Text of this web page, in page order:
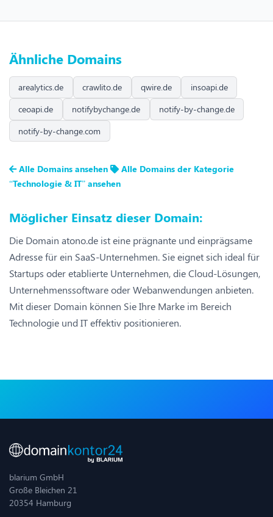
Ähnliche Domains
arealytics.de crawlito.de qwire.de
insoapi.de
ceoapi.de
notifybychange.de
notify-by-change.de
notify-by-change.com
Alle Domains ansehen
Alle Domains der Kategorie
“Technologie & IT” ansehen
Möglicher Einsatz dieser Domain:
Die Domain atono.de ist eine prägnante und einprägsame
Adresse für ein SaaS-Unternehmen. Sie eignet sich ideal für
Startups oder etablierte Unternehmen, die Cloud-Lösungen,
Unternehmenssoftware oder Webanwendungen anbieten.
Mit dieser Domain können Sie Ihre Marke im Bereich
Technologie und IT effektiv positionieren.
blarium GmbH
Große Bleichen 21
20354 Hamburg